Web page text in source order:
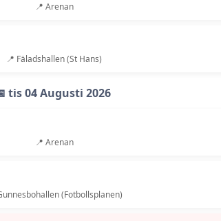
📍 Arenan
📍 Fäladshallen (St Hans)
tis 04 Augusti 2026
📍 Arenan
(Fotbollsplanen)